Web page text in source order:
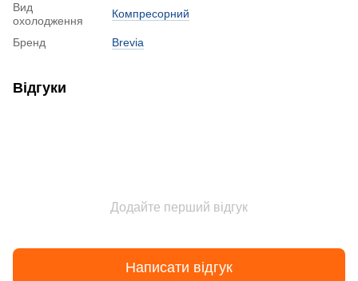
Вид
охолодження
Компресорний
Бренд Brevia
Відгуки
Додайте перший відгук
Написати відгук